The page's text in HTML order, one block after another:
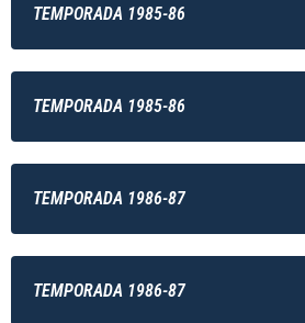
TEMPORADA 1985-86
TEMPORADA 1985-86
TEMPORADA 1986-87
TEMPORADA 1986-87